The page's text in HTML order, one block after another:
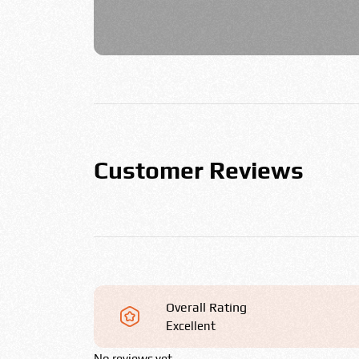
Customer Reviews
Overall Rating
Excellent